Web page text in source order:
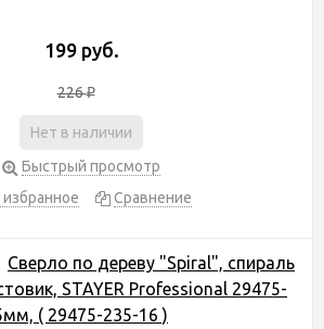
199 руб.
226₽
Нет в наличии
Быстрый просмотр
избранное
Сравнение
Сверло по дереву "Spiral", спираль
STAYER Professional 29475-
( 29475-235-16 )